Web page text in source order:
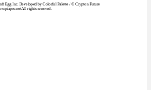
Egg Inc. Developed by Colorful Palette / © Crypton Future
rights reserved.